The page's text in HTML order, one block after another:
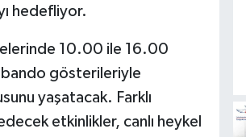
hedefliyor.
10.00 ile 16.00
bando gösterileriyle
yaşatacak. Farklı
etkinlikler, canlı heykel